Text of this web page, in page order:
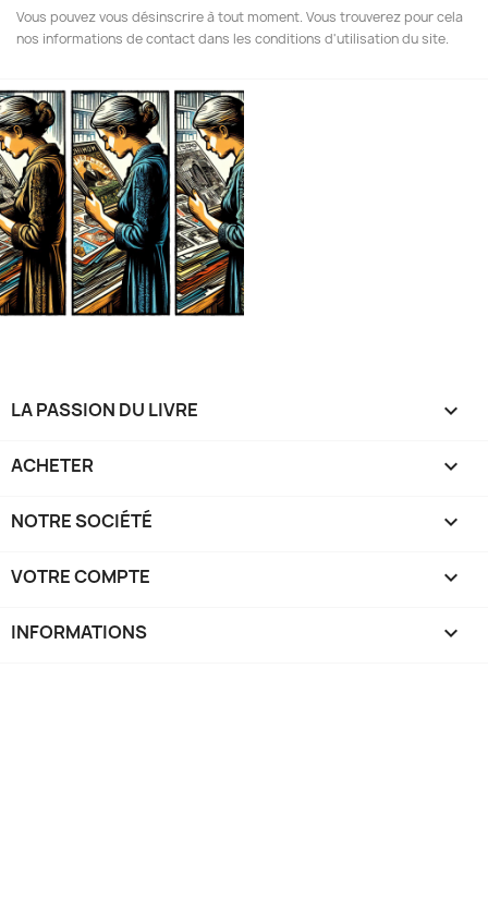
Vous pouvez vous désinscrire à tout moment. Vous trouverez pour cela
nos informations de contact dans les conditions d'utilisation du site.
LA PASSION DU LIVRE 
ACHETER 
NOTRE SOCIÉTÉ 
VOTRE COMPTE 
INFORMATIONS keyboard_arrow_down